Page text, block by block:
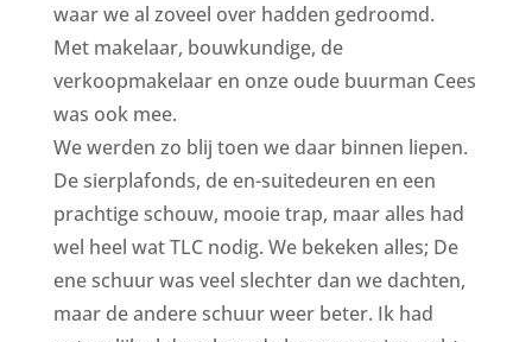
waar we al zoveel over hadden gedroomd.
Met makelaar, bouwkundige, de
verkoopmakelaar en onze oude buurman Cees
was ook mee.
We werden zo blij toen we daar binnen liepen.
De sierplafonds, de en-suitedeuren en een
prachtige schouw, mooie trap, maar alles had
wel heel wat TLC nodig. We bekeken alles; De
ene schuur was veel slechter dan we dachten,
maar de andere schuur weer beter. Ik had